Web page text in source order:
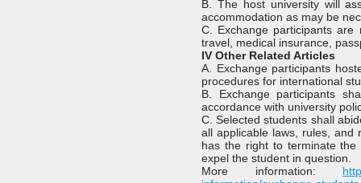
B. The host university will
accommodation as may be
C. Exchange participants
travel, medical insurance,
IV Other Related Articles
A. Exchange participants
procedures for international
B. Exchange participants
accordance with university
C. Selected students shall
all applicable laws, rules, and
has the right to terminate the
expel the student in question.
More information: